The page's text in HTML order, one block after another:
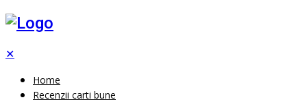
✕
Home
Recenzii carti bune